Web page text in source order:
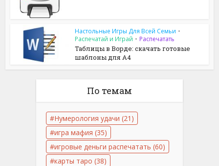
Настольные Игры Для Всей Семьи •
Распечатай и Играй • Распечатать
Таблицы в Ворде: скачать готовые
шаблоны для A4
По темам
Нумерология удачи (21)
игра мафия (35)
игровые деньги распечатать (60)
карты таро (38)